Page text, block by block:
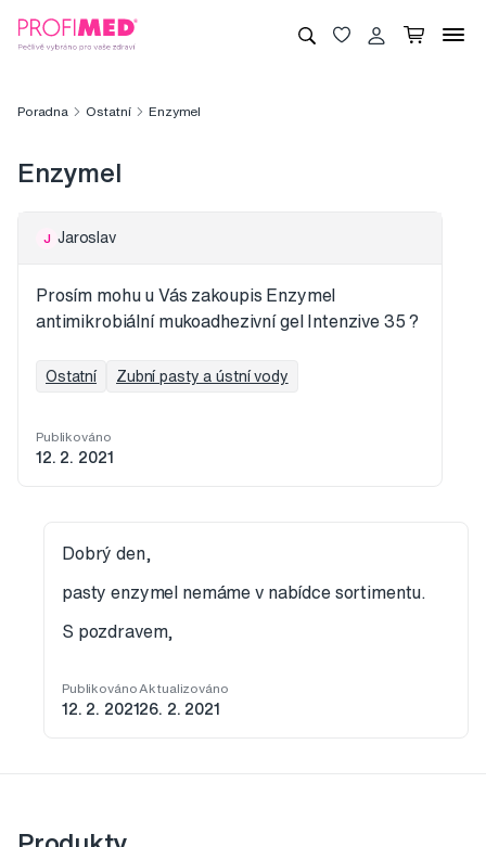
Poradna Ostatní Enzymel
Enzymel
J Jaroslav
Prosím mohu u Vás zakoupis Enzymel
antimikrobiální mukoadhezivní gel Intenzive 35 ?
Ostatní Zubní pasty a ústní vody
Publikováno
12. 2. 2021
Dobrý den,
pasty enzymel nemáme v nabídce sortimentu.
S pozdravem,
Publikováno
12. 2. 2021
Aktualizováno
26. 2. 2021